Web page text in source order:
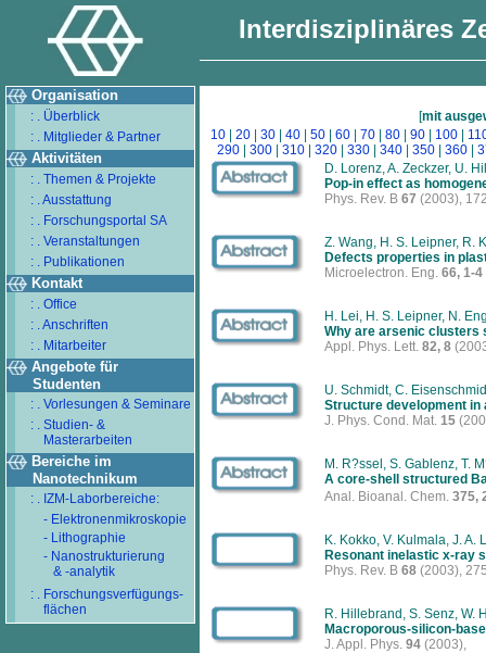
Interdisziplinäres
Organisation
: . Überblick
: . Mitglieder & Partner
Aktivitäten
: . Themen & Projekte
: . Ausstattung
: . Forschungsportal SA
: . Veranstaltungen
: . Publikationen
Kontakt
: . Office
: . Anschriften
: . Mitarbeiter
Angebote für
Studenten
: . Vorlesungen & Seminare
: . Studien- &
Masterarbeiten
Bereiche im
Nanotechnikum
: . IZM-Laborbereiche:
- Elektronenmikroskopie
- Lithographie
- Nanostrukturierung
& -analytik
: . Forschungsverfügungs-
flächen
[mit
10| 20| 30| 40| 50| 60| 70| 80| 90| 100|
290
300 310 320 330 340 350 360
D. Lorenz, A. Zeckzer, U.
Pop-in effect as
Phys. Rev. B 67 (2003),
Z. Wang, H. S. Leipner, R.
Defects properties in
Microelectron. Eng. 66, 1-4
H. Lei, H. S. Leipner, N.
Why are arsenic clusters
Appl. Phys. Lett. 82, 8
U. Schmidt, C.
Structure development in
J. Phys. Cond. Mat. 15
M. R?ssel, S. Gablenz, T.
A core-shell structured
Anal. Bioanal. Chem. 375,
K. Kokko, V. Kulmala, J. A.
Resonant inelastic x-ray
Phys. Rev. B 68 (2003),
R. Hillebrand, S. Senz, W.
Macroporous-silicon-
J. Appl. Phys. 94 (2003),